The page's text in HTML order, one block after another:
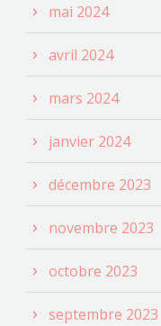
mai 2024
avril 2024
mars 2024
janvier 2024
décembre 2023
novembre 2023
octobre 2023
septembre 2023